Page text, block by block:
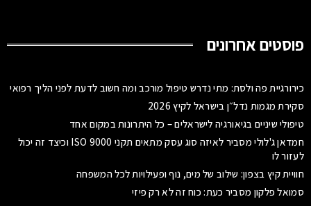
פוסטים אחרונים
כירורגיית פה ולסת: מתי נדרש טיפול מורכב ומה חשוב לדעת לפני הליך רפואי
סקירת מגמות נדל״ן בישראל לקיץ 2026
טיפולי שיניים בגיאורגיה לישראלים – כל היתרונות במקום אחד
חמדאן ג'לולי מסביר לאיזה סוג עסק מתאים תקני ISO 9000 וכיצד זה יכול
לעזור לו
חוויית קיץ בצפון: שילוב של מים, נוף ופעילויות לכל המשפחה
סמואל פלקון מסביר כעת: כוח זה לא רק פיזי